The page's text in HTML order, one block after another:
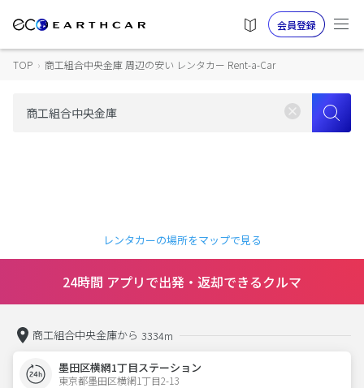
会員登録
TOP › 商工組合中央金庫 周辺の安い レンタカー Rent-a-Car
レンタカーの場所をマップで見る
24時間 アプリで出発・返却できるクルマ
商工組合中央金庫から 3334m
墨田区横網1丁目ステーション
東京都墨田区横網1丁目2-13